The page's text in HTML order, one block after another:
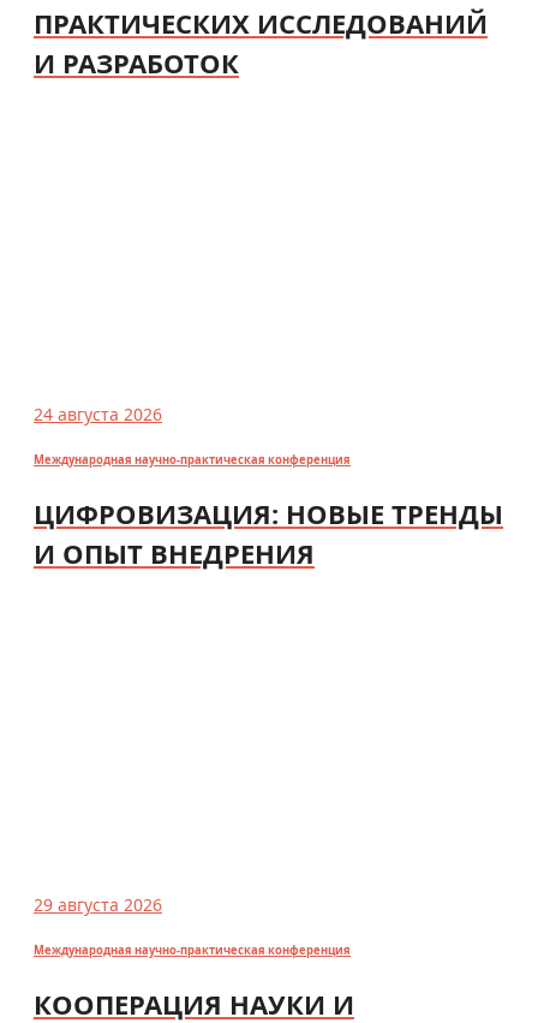
ПРАКТИЧЕСКИХ ИССЛЕДОВАНИЙ
И РАЗРАБОТОК
24 августа 2026
Международная научно-практическая конференция
ЦИФРОВИЗАЦИЯ: НОВЫЕ ТРЕНДЫ
И ОПЫТ ВНЕДРЕНИЯ
29 августа 2026
Международная научно-практическая конференция
КООПЕРАЦИЯ НАУКИ И